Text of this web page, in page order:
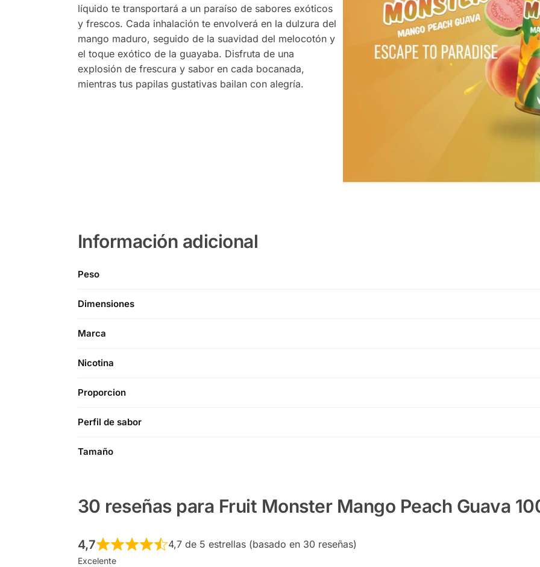
líquido te transportará a un paraíso de sabores exóticos
y frescos. Cada inhalación te envolverá en la dulzura del
mango maduro, seguido de la suavidad del melocotón y
el toque exótico de la guayaba. Disfruta de una
explosión de frescura y sabor en cada bocanada,
mientras tus papilas gustativas bailan con alegría.
Información adicional
Peso
Dimensiones
Marca
Nicotina
Proporcion
Perfil de sabor
Tamaño
30 reseñas para Fruit Monster Mango Peach Guava
4,7 4,7 de 5 estrellas (basado en 30 reseñas)
Excelente